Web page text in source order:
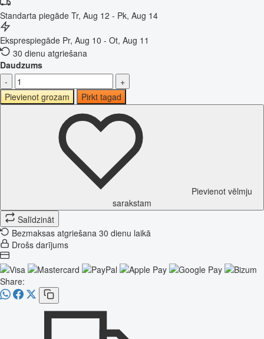
Standarta piegāde Tr, Aug 12 - Pk, Aug 14
Eksprespiegāde Pr, Aug 10 - Ot, Aug 11
30 dienu atgriešana
Daudzums
-
+
Pievienot grozam
Pirkt tagad
Pievienot vēlmju
sarakstam
Salīdzināt
Bezmaksas atgriešana 30 dienu laikā
Drošs darījums
Share: